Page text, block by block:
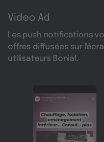
Video Ad
Les push notifications
offres diffusées sur
utilisateurs Bonial.